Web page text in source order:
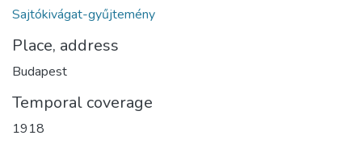
Sajtókivágat-gyűjtemény
Place, address
Budapest
Temporal coverage
1918